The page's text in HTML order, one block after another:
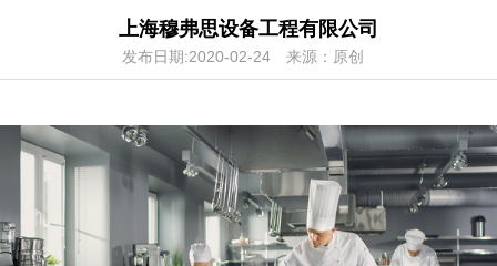
上海穆弗思设备工程有限公司
发布日期:2020-02-24 来源：原创